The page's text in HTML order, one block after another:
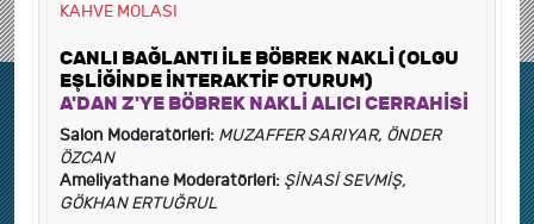
KAHVE MOLASI
CANLI BAĞLANTI İLE BÖBREK NAKLİ (OLGU
EŞLİĞİNDE İNTERAKTİF OTURUM)
A'DAN Z'YE BÖBREK NAKLİ ALICI CERRAHİSİ
Salon Moderatörleri: MUZAFFER SARIYAR, ÖNDER
ÖZCAN
Ameliyathane Moderatörleri: ŞİNASİ SEVMİŞ,
GÖKHAN ERTUĞRUL